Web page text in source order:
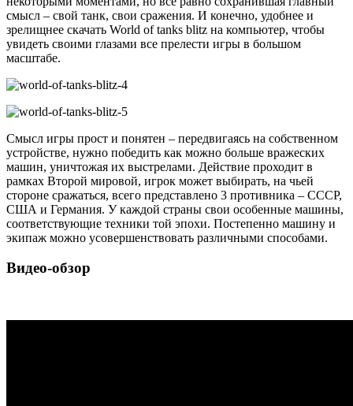
смысл – свой танк, свои сражения. И конечно, удобнее и
зрелищнее скачать World of tanks blitz на компьютер, чтобы
увидеть своими глазами все прелести игры в большом
масштабе.
Смысл игры прост и понятен – передвигаясь на собственном
устройстве, нужно победить как можно больше вражеских
машин, уничтожая их выстрелами. Действие проходит в
рамках Второй мировой, игрок может выбирать, на чьей
стороне сражаться, всего представлено 3 противника – СССР,
США и Германия. У каждой страны свои особенные машины,
соответствующие техники той эпохи. Постепенно машину и
экипаж можно усовершенствовать различными способами.
Видео-обзор